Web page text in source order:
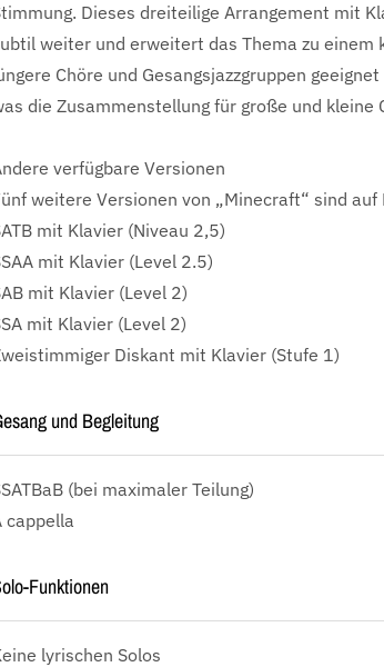
Dieses dreiteilige Arrangement mit
weiter und erweitert das Thema zu einem
Chöre und Gesangsjazzgruppen
die Zusammenstellung für große und kleine
verfügbare Versionen
weitere Versionen von „Minecraft“ sind
mit Klavier (Niveau 2,5)
mit Klavier (Level 2.5)
mit Klavier (Level 2)
mit Klavier (Level 2)
Diskant mit Klavier (Stufe 1)
und Begleitung
(bei maximaler Teilung)
cappella
Funktionen
lyrischen Solos